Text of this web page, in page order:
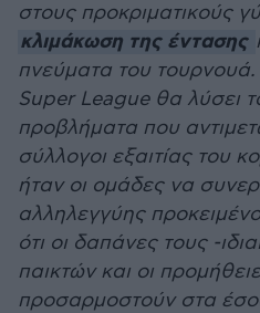
στους προκριματικούς
κλιμάκωση της έντασης
πνεύματα του τουρνουά.
Super League θα λύσει
προβλήματα που
σύλλογοι εξαιτίας του
ήταν οι ομάδες να
αλληλεγγύης
ότι οι δαπάνες τους -
παικτών και οι
προσαρμοστούν στα